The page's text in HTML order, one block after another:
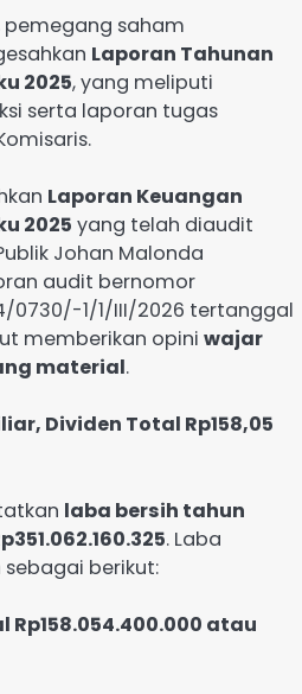
pemegang saham
Laporan Tahunan
2025, yang meliputi
serta laporan tugas
Laporan Keuangan
2025 yang telah diaudit
Johan Malonda
audit bernomor
0730/-1/1/III/2026 tertanggal
memberikan opini wajar
material.
Dividen Total Rp158,05
laba bersih tahun
. Laba
berikut:
Rp158.054.400.000 atau